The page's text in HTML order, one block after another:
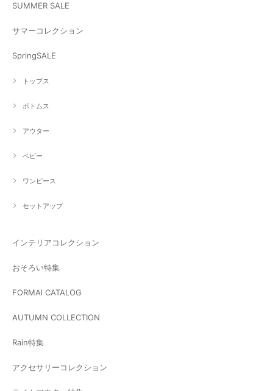
SUMMER SALE
サマーコレクション
SpringSALE
トップス
ボトムス
アウター
ベビー
ワンピース
セットアップ
インテリアコレクション
おそろい特集
FORMAl CATALOG
AUTUMN COLLECTION
Rain特集
アクセサリーコレクション